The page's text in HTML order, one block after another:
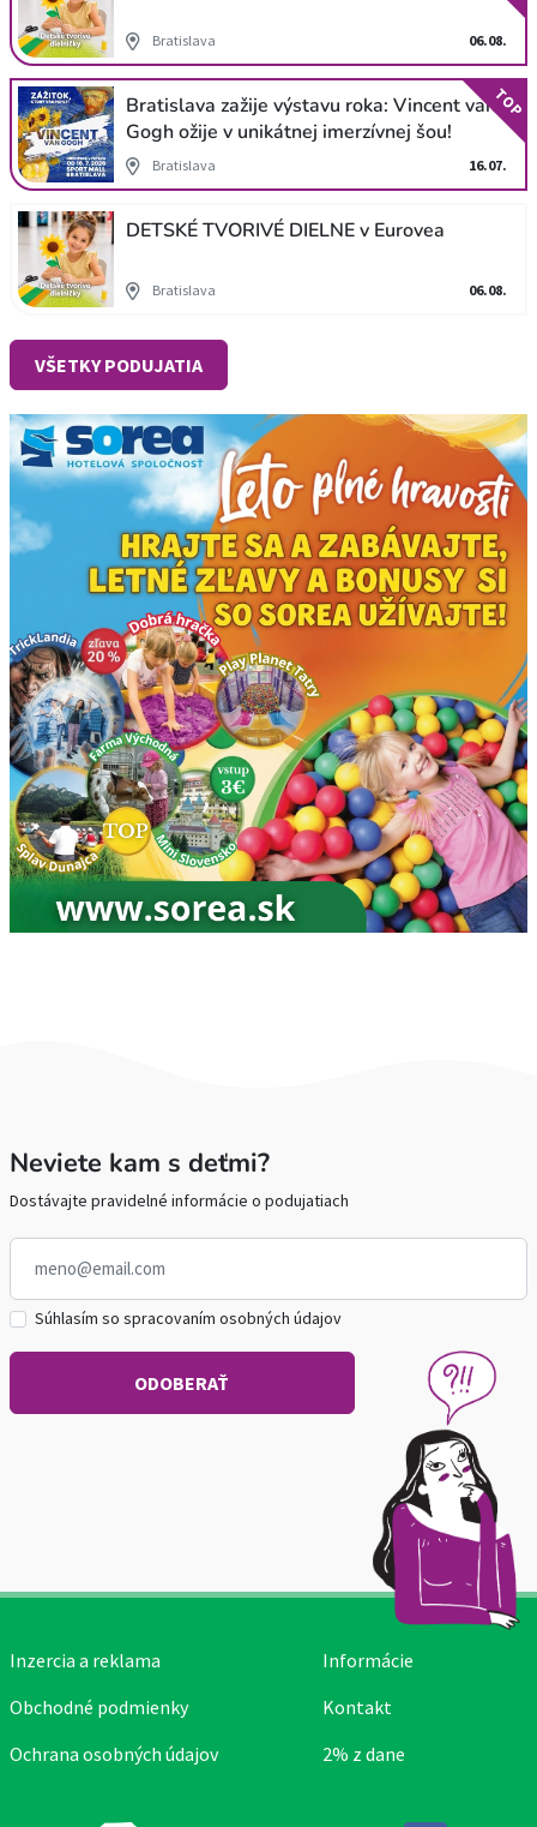
Bratislava 06.08.
Bratislava zažije výstavu roka: Vincent van
Gogh ožije v unikátnej imerzívnej šou!
Bratislava 16.07.
TOP
DETSKÉ TVORIVÉ DIELNE v Eurovea
Bratislava 06.08.
VŠETKY PODUJATIA
Neviete kam s deťmi?
Dostávajte pravidelné informácie o podujatiach
Súhlasím so spracovaním osobných údajov
Inzercia a reklama
Obchodné podmienky
Ochrana osobných údajov
Informácie
Kontakt
2% z dane